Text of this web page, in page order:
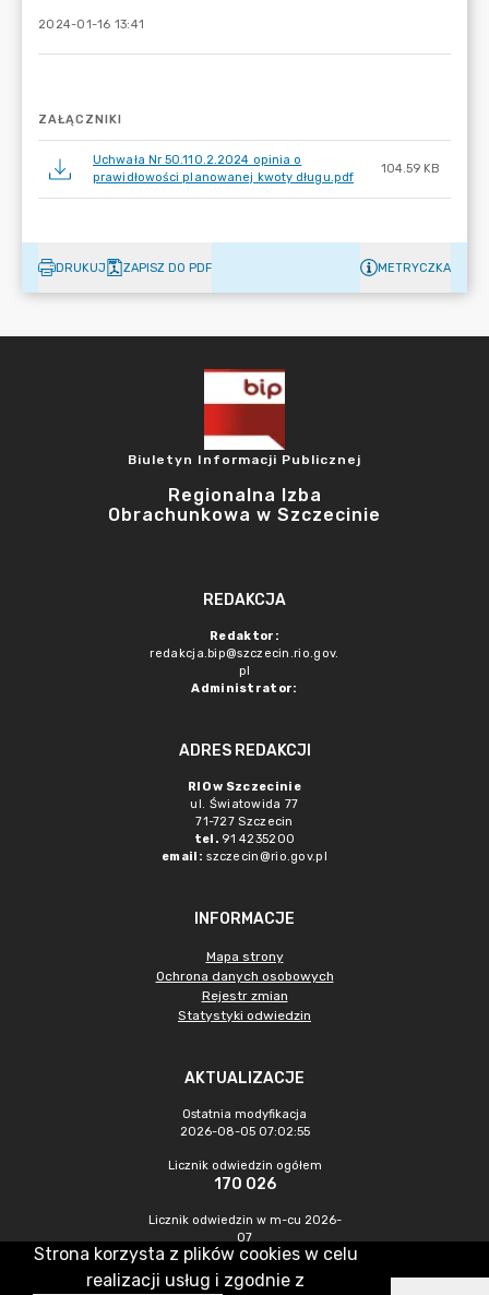
2024-01-16 13:41
ZAŁĄCZNIKI
Uchwała Nr 50.110.2.2024 opinia o
prawidłowości planowanej kwoty długu.pdf
104.59 KB
DRUKUJ ZAPISZ DO PDF METRYCZKA
Biuletyn Informacji Publicznej
Regionalna Izba
Obrachunkowa w Szczecinie
REDAKCJA
Redaktor:
redakcja.bip@szczecin.rio.gov.
pl
Administrator:
ADRES REDAKCJI
RIO w Szczecinie
ul. Światowida 77
71-727 Szczecin
tel. 91 4235200
email: szczecin@rio.gov.pl
INFORMACJE
Mapa strony
Ochrona danych osobowych
Rejestr zmian
Statystyki odwiedzin
AKTUALIZACJE
Ostatnia modyfikacja
2026-08-05 07:02:55
Licznik odwiedzin ogółem
170 026
Licznik odwiedzin w m-cu 2026-
07
254
Strona korzysta z plików cookies w celu
realizacji usług i zgodnie z